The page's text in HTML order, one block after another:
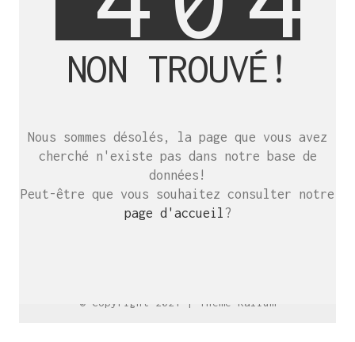
NON TROUVÉ!
Nous sommes désolés, la page que vous avez
cherché n'existe pas dans notre base de
données!
Peut-être que vous souhaitez consulter notre
page d'accueil ?
C’est toujours mieux de se voir
afin de parler le même langage.
atelier@crayon-noir.re
© Copyright 2021 | Thème Kalium